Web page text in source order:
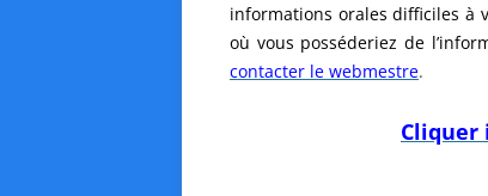
informations orales difficiles à
où vous posséderiez de
contacter le webmestre.
Cliquer